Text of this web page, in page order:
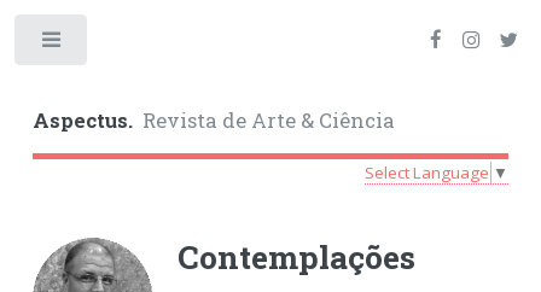
Aspectus.Revista de Arte & Ciência
Select Language ▼
Contemplações